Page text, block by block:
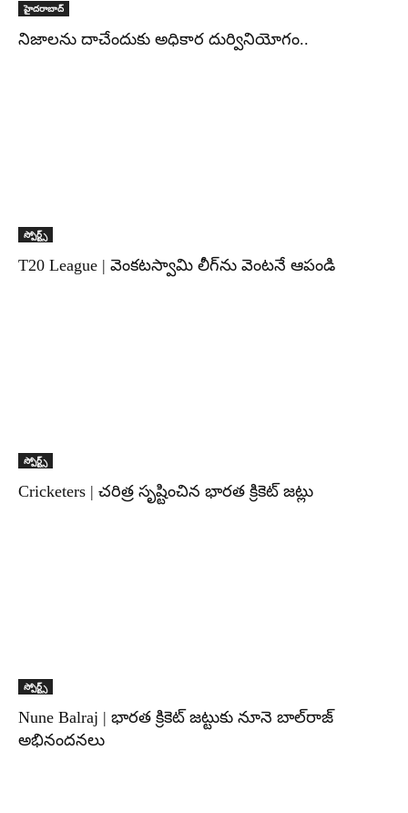
హైదరాబాద్‌
నిజాలను దాచేందుకు అధికార దుర్వినియోగం..
స్పోర్ట్స్
T20 League | వెంకటస్వామి లీగ్‌ను వెంటనే ఆపండి
స్పోర్ట్స్
Cricketers | చరిత్ర సృష్టించిన భారత క్రికెట్ జట్లు
స్పోర్ట్స్
Nune Balraj | భారత క్రికెట్ జట్టుకు నూనె బాల్‌రాజ్
అభినందనలు